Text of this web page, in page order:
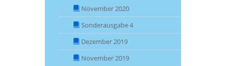
November 2020
Sonderausgabe 4
Dezember 2019
November 2019